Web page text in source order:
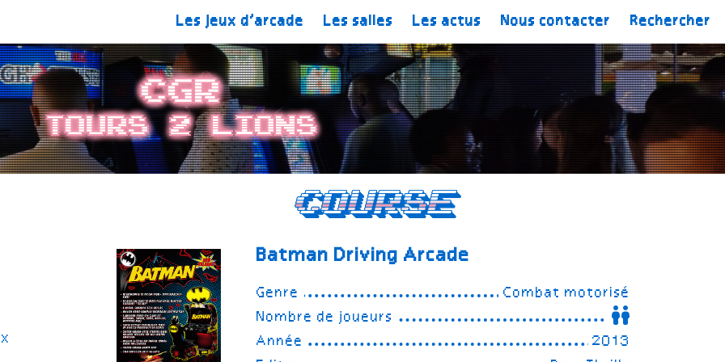
Les jeux d’arcade Les salles Les actus Nous contacter Rechercher
CGR
Tours 2 Lions
Course
Batman Driving Arcade
Genre
Combat motorisé
Nombre de joueurs
Année
2013